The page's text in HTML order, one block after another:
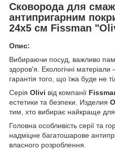
Сковорода для
антипригарним
24х5 см Fissman
Опис:
Вибираючи посуд, важливо
здоров'я. Екологічні
гарантія того, що їжа буде не
Серія Olivi від компанії
естетики та безпеки. Изделия
тим, хто вибирає найкраще для
Головна особливість серії та
надміцне багатошарове
власного розроблення.